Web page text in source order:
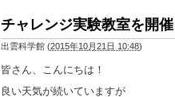
チャレンジ実験教室を開
出雲科学館 (2015年10月21日 10:48)
皆さん、こんにちは！
良い天気が続いていますが